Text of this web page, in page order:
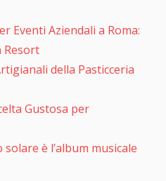
Eventi Aziendali a Roma:
Resort
della Pasticceria
Gustosa per
è l’album musicale